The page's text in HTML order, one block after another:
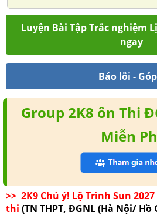
Luyện Bài Tập Trắc nghiệm
ngay
Báo lỗi -
Group 2K8 ôn Thi
Miễn
>> 2K9 Chú ý! Lộ Trình Sun
thi (TN THPT, ĐGNL (Hà Nội/